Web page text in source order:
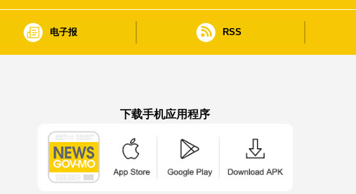
电子报 RSS
下载手机应用程序